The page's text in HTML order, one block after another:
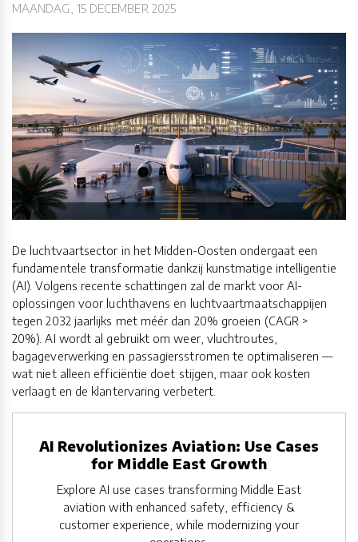
MAANDAG, 15 DECEMBER 2025
De luchtvaartsector in het Midden-Oosten ondergaat een
fundamentele transformatie dankzij kunstmatige intelligentie
(AI). Volgens recente schattingen zal de markt voor AI-
oplossingen voor luchthavens en luchtvaartmaatschappijen
tegen 2032 jaarlijks met méér dan 20% groeien (CAGR >
20%). AI wordt al gebruikt om weer, vluchtroutes,
bagageverwerking en passagiersstromen te optimaliseren —
wat niet alleen efficiëntie doet stijgen, maar ook kosten
verlaagt en de klantervaring verbetert.
AI Revolutionizes Aviation: Use Cases
for Middle East Growth
Explore AI use cases transforming Middle East
aviation with enhanced safety, efficiency &
customer experience, while modernizing your